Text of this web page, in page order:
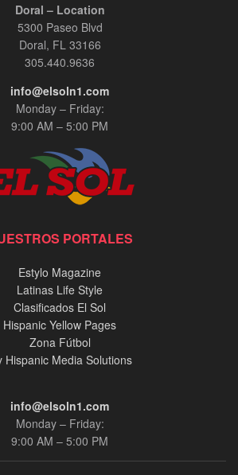
Doral – Location
5300 Paseo Blvd
Doral, FL 33166
305.440.9636
info@elsoln1.com
Monday – Friday:
9:00 AM – 5:00 PM
PORTALES
Estylo Magazine
Latinas Life Style
Clasificados El Sol
Hispanic Yellow Pages
Zona Fútbol
Hispanic Media Solutions
info@elsoln1.com
Monday – Friday:
9:00 AM – 5:00 PM